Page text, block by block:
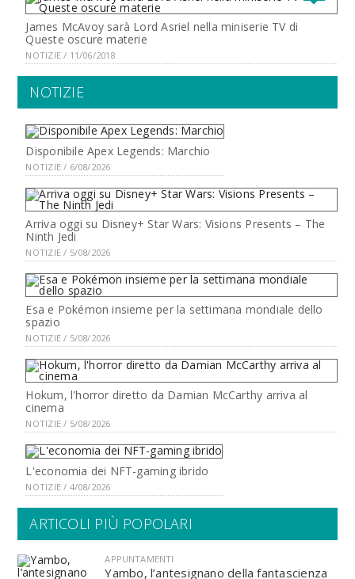
James McAvoy sarà Lord Asriel nella miniserie TV di
Queste oscure materie
NOTIZIE / 11/06/2018
NOTIZIE
Disponibile Apex Legends: Marchio
NOTIZIE / 6/08/2026
Arriva oggi su Disney+ Star Wars: Visions Presents – The
Ninth Jedi
NOTIZIE / 5/08/2026
Esa e Pokémon insieme per la settimana mondiale dello
spazio
NOTIZIE / 5/08/2026
Hokum, l'horror diretto da Damian McCarthy arriva al
cinema
NOTIZIE / 5/08/2026
L'economia dei NFT-gaming ibrido
NOTIZIE / 4/08/2026
ARTICOLI PIÙ POPOLARI
APPUNTAMENTI
Yambo, l’antesignano della fantascienza